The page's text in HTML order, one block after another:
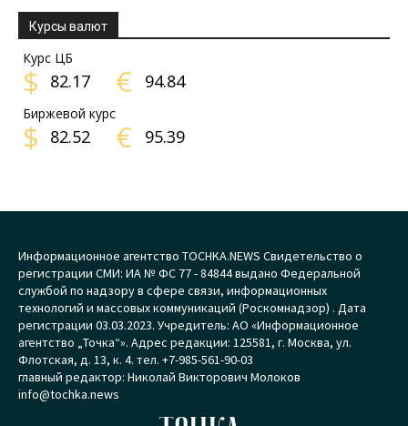
Курсы валют
Курс ЦБ
$ 82.17 € 94.84
Биржевой курс
$ 82.52 € 95.39
Информационное агентство TOCHKA.NEWS Свидетельство о
регистрации СМИ: ИА № ФС 77 - 84844 выдано Федеральной
службой по надзору в сфере связи, информационных
технологий и массовых коммуникаций (Роскомнадзор) . Дата
регистрации 03.03.2023. Учредитель: АО «Информационное
агентство „Точка“». Адрес редакции: 125581, г. Москва, ул.
Флотская, д. 13, к. 4. тел. +7-985-561-90-03
главный редактор: Николай Викторович Молоков
info@tochka.news